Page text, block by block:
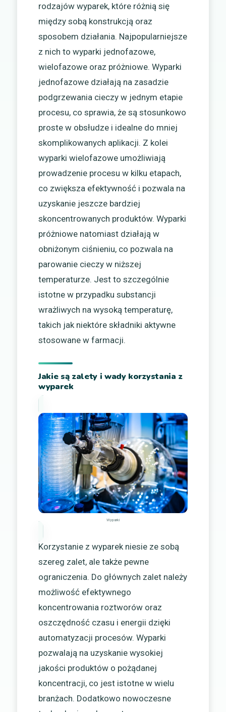
rodzajów wyparek, które różnią się
między sobą konstrukcją oraz
sposobem działania. Najpopularniejsze
z nich to wyparki jednofazowe,
wielofazowe oraz próżniowe. Wyparki
jednofazowe działają na zasadzie
podgrzewania cieczy w jednym etapie
procesu, co sprawia, że są stosunkowo
proste w obsłudze i idealne do mniej
skomplikowanych aplikacji. Z kolei
wyparki wielofazowe umożliwiają
prowadzenie procesu w kilku etapach,
co zwiększa efektywność i pozwala na
uzyskanie jeszcze bardziej
skoncentrowanych produktów. Wyparki
próżniowe natomiast działają w
obniżonym ciśnieniu, co pozwala na
parowanie cieczy w niższej
temperaturze. Jest to szczególnie
istotne w przypadku substancji
wrażliwych na wysoką temperaturę,
takich jak niektóre składniki aktywne
stosowane w farmacji.
Jakie są zalety i wady korzystania z
wyparek
Wyparki
Korzystanie z wyparek niesie ze sobą
szereg zalet, ale także pewne
ograniczenia. Do głównych zalet należy
możliwość efektywnego
koncentrowania roztworów oraz
oszczędność czasu i energii dzięki
automatyzacji procesów. Wyparki
pozwalają na uzyskanie wysokiej
jakości produktów o pożądanej
koncentracji, co jest istotne w wielu
branżach. Dodatkowo nowoczesne